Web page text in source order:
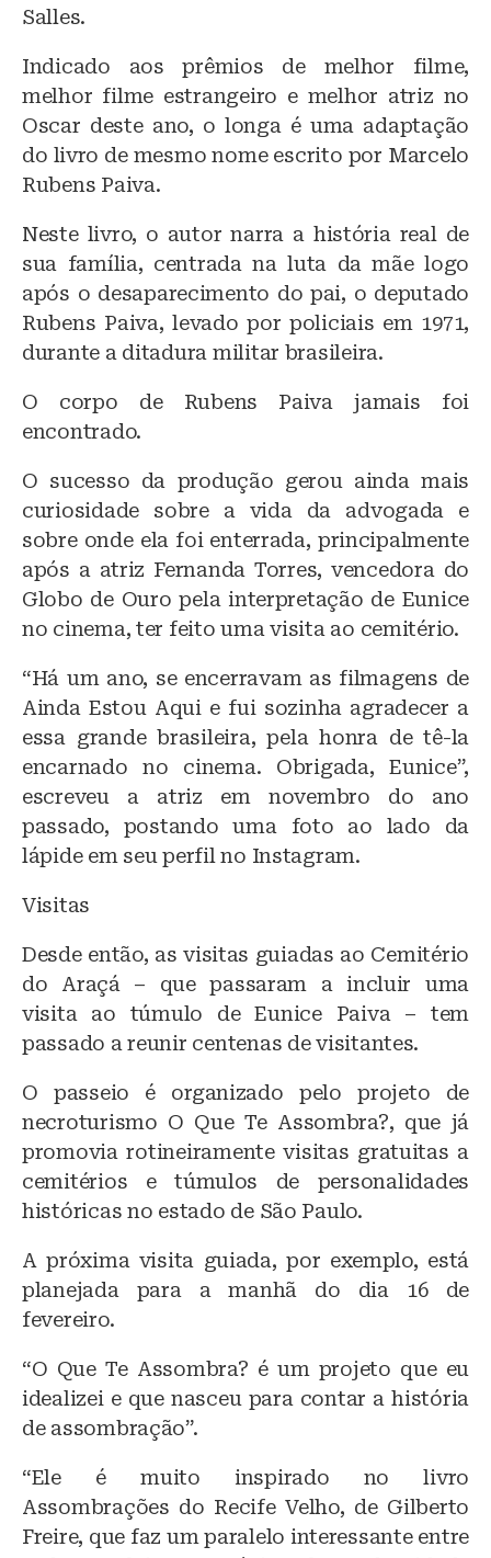
Salles.
Indicado aos prêmios de melhor filme,
melhor filme estrangeiro e melhor atriz no
Oscar deste ano, o longa é uma adaptação
do livro de mesmo nome escrito por Marcelo
Rubens Paiva.
Neste livro, o autor narra a história real de
sua família, centrada na luta da mãe logo
após o desaparecimento do pai, o deputado
Rubens Paiva, levado por policiais em 1971,
durante a ditadura militar brasileira.
O corpo de Rubens Paiva jamais foi
encontrado.
O sucesso da produção gerou ainda mais
curiosidade sobre a vida da advogada e
sobre onde ela foi enterrada, principalmente
após a atriz Fernanda Torres, vencedora do
Globo de Ouro pela interpretação de Eunice
no cinema, ter feito uma visita ao cemitério.
“Há um ano, se encerravam as filmagens de
Ainda Estou Aqui e fui sozinha agradecer a
essa grande brasileira, pela honra de tê-la
encarnado no cinema. Obrigada, Eunice”,
escreveu a atriz em novembro do ano
passado, postando uma foto ao lado da
lápide em seu perfil no Instagram.
Visitas
Desde então, as visitas guiadas ao Cemitério
do Araçá – que passaram a incluir uma
visita ao túmulo de Eunice Paiva – tem
passado a reunir centenas de visitantes.
O passeio é organizado pelo projeto de
necroturismo O Que Te Assombra?, que já
promovia rotineiramente visitas gratuitas a
cemitérios e túmulos de personalidades
históricas no estado de São Paulo.
A próxima visita guiada, por exemplo, está
planejada para a manhã do dia 16 de
fevereiro.
“O Que Te Assombra? é um projeto que eu
idealizei e que nasceu para contar a história
de assombração”.
“Ele é muito inspirado no livro
Assombrações do Recife Velho, de Gilberto
Freire, que faz um paralelo interessante entre